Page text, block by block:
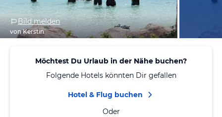
Bild melden
von Kerstin
Möchtest Du Urlaub in der Nähe buchen?
Folgende Hotels könnten Dir gefallen
Hotel & Flug buchen
Oder